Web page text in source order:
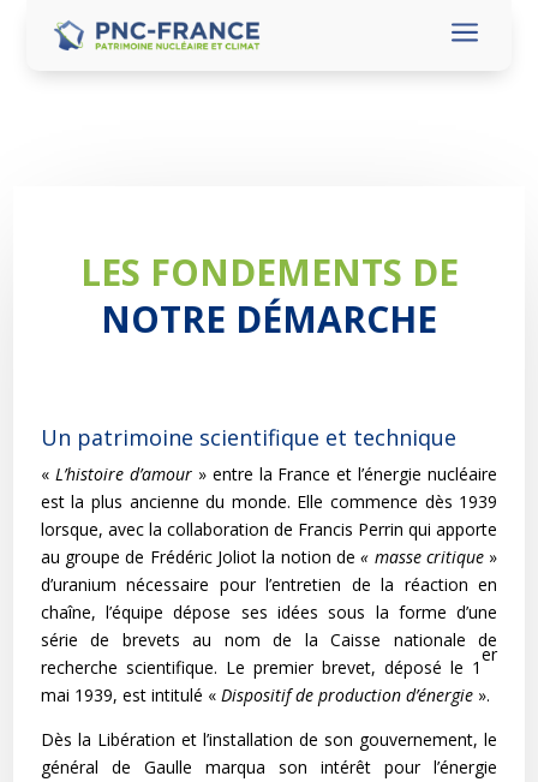
a
LES FONDEMENTS DE
NOTRE DÉMARCHE
Un patrimoine scientifique et technique
« L’histoire d’amour» entre la France et l’énergie nucléaire
est la plus ancienne du monde. Elle commence dès 1939
lorsque, avec la collaboration de Francis Perrin qui apporte
au groupe de Frédéric Joliot la notion de« masse critique »
d’uranium nécessaire pour l’entretien de la réaction en
chaîne, l’équipe dépose ses idées sous la forme d’une
série de brevets au nom de la Caisse nationale de
recherche scientifique. Le premier brevet, déposé le 1
er
mai 1939, est intitulé « Dispositif de production d’énergie».
Dès la Libération et l’installation de son gouvernement, le
général de Gaulle marqua son intérêt pour l’énergie